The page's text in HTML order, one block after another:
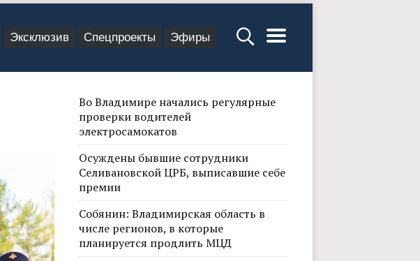
Эксклюзив Спецпроекты Эфиры
Во Владимире начались регулярные
проверки водителей
электросамокатов
Осуждены бывшие сотрудники
Селивановской ЦРБ, выписавшие себе
премии
Собянин: Владимирская область в
числе регионов, в которые
планируется продлить МЦД